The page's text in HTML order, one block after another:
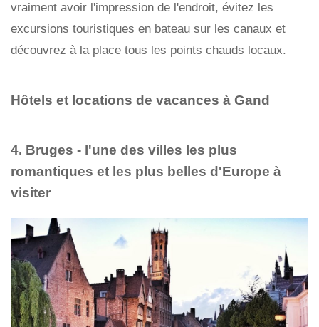
vraiment avoir l'impression de l'endroit, évitez les
excursions touristiques en bateau sur les canaux et
découvrez à la place tous les points chauds locaux.
Hôtels et locations de vacances à Gand
4. Bruges - l'une des villes les plus
romantiques et les plus belles d'Europe à
visiter